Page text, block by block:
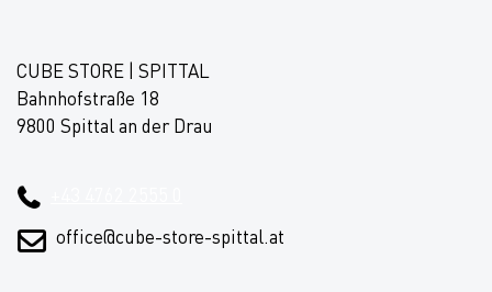
CUBE STORE | SPITTAL
Bahnhofstraße 18
9800 Spittal an der Drau
office@cube-store-spittal.at